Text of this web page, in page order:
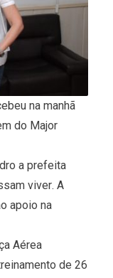
na manhã
do Major
a prefeita
viver. A
apoio na
Aérea
de 26